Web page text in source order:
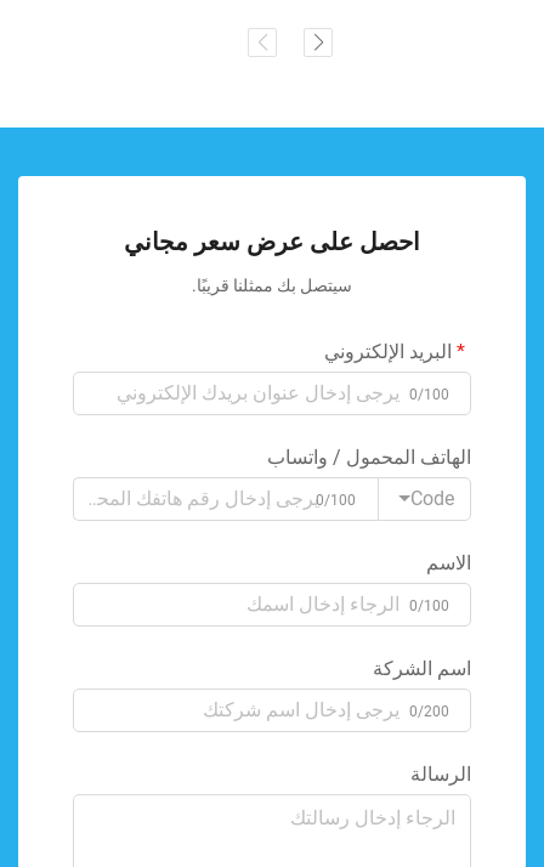
احصل على عرض سعر مجاني
سيتصل بك ممثلنا قريبًا.
البريد الإلكتروني
0/100
الهاتف المحمول / واتساب
Code
0/100
الاسم
0/100
اسم الشركة
0/200
الرسالة